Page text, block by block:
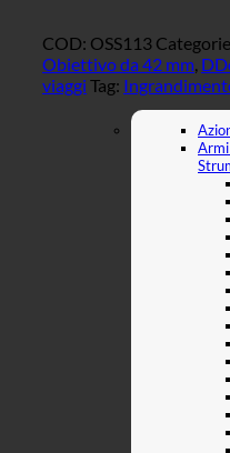
COD: OSS113
Obiettivo da 42 mm,
viaggi Tag:
Armi